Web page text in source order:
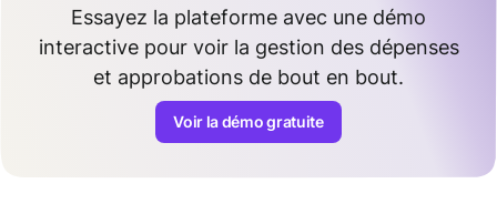
Essayez la plateforme avec une démo
interactive pour voir la gestion des dépenses
et approbations de bout en bout.
Voir la démo gratuite